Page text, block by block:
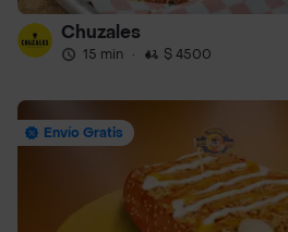
Chuzales
15 min · $ 4500
Envío Gratis